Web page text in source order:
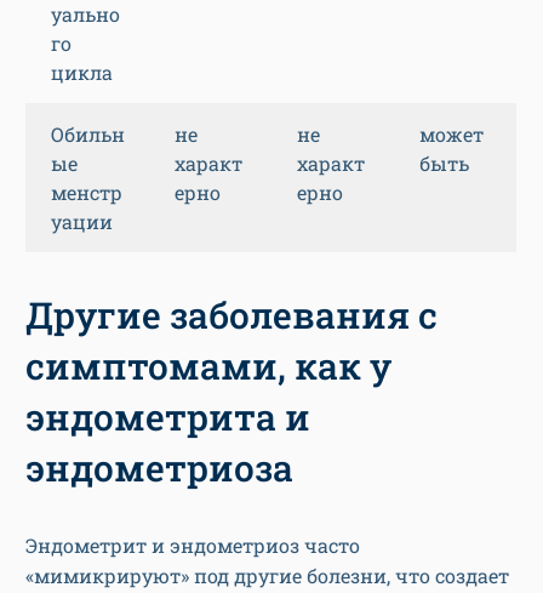
уально
го
цикла
Обильн
ые
менстр
уации
не
характ
ерно
не
характ
ерно
может
быть
Другие заболевания с
симптомами, как у
эндометрита и
эндометриоза
Эндометрит и эндометриоз часто
«мимикрируют» под другие болезни, что создает